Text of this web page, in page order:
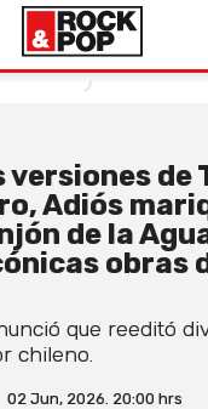
versiones de
Adiós
de la
obras
que reeditó
chileno.
02 Jun, 2026. 20:00 hrs